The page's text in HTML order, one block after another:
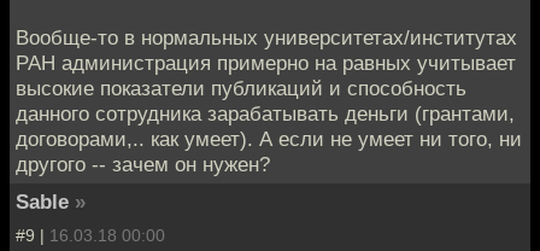
Вообще-то в нормальных университетах/институтах
РАН администрация примерно на равных учитывает
высокие показатели публикаций и способность
данного сотрудника зарабатывать деньги (грантами,
договорами,.. как умеет). А если не умеет ни того, ни
другого -- зачем он нужен?
Sable »
#9 | 16.03.18 00:00